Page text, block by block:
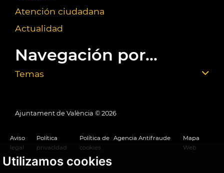
Utilizamos cookies
Atención ciudadana
Actualidad
Navegación por...
Temas
Ajuntament de València © 2026
Aviso
legal
Política
privacidad
Política de
cookies
Agencia Antifraude
Mapa
Web